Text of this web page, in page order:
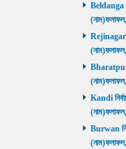
Beldanga
Rejinagar
Bharatpur
Kandi
Burwan